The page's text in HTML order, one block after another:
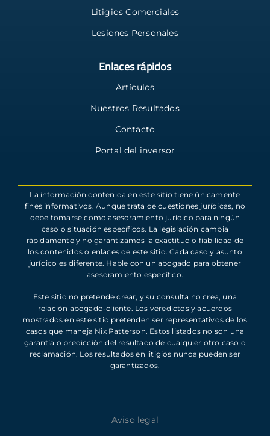
Litigios Comerciales
Lesiones Personales
Enlaces rápidos
Artículos
Nuestros Resultados
Contacto
Portal del inversor
La información contenida en este sitio tiene únicamente
fines informativos. Aunque trata de cuestiones jurídicas, no
debe tomarse como asesoramiento jurídico para ningún
caso o situación específicos. La legislación cambia
rápidamente y no garantizamos la exactitud o fiabilidad de
los contenidos o enlaces de este sitio. Cada caso y asunto
jurídico es diferente. Hable con un abogado para obtener
asesoramiento específico.
Este sitio no pretende crear, y su consulta no crea, una
relación abogado-cliente. Los veredictos y acuerdos
mostrados en este sitio pretenden ser representativos de los
casos que maneja Nix Patterson. Estos listados no son una
garantía o predicción del resultado de cualquier otro caso o
reclamación. Los resultados en litigios nunca pueden ser
garantizados.
Aviso legal